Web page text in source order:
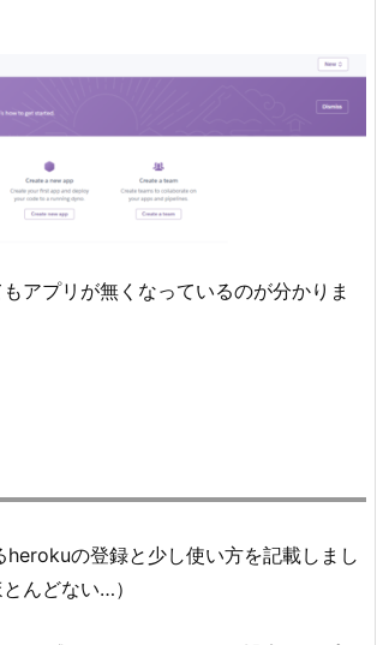
アプリが無くなっているのが分かりま
herokuの登録と少し使い方を記載しまし
んどない…）